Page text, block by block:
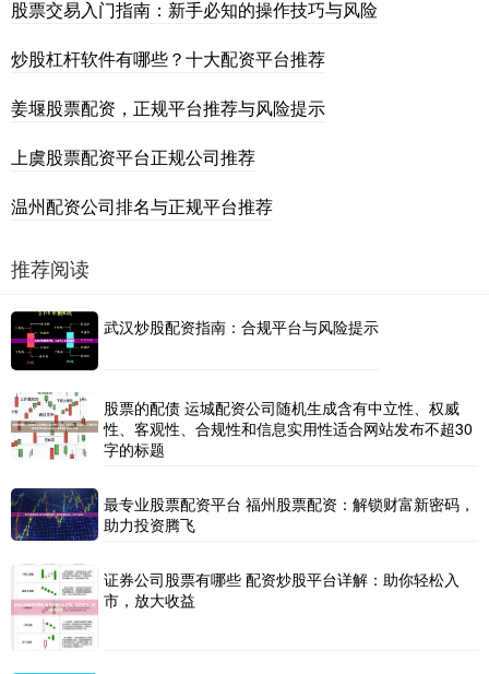
股票交易入门指南：新手必知的操作技巧与风险
炒股杠杆软件有哪些？十大配资平台推荐
姜堰股票配资，正规平台推荐与风险提示
上虞股票配资平台正规公司推荐
温州配资公司排名与正规平台推荐
推荐阅读
武汉炒股配资指南：合规平台与风险提示
股票的配债 运城配资公司随机生成含有中立性、权威
性、客观性、合规性和信息实用性适合网站发布不超30
字的标题
最专业股票配资平台 福州股票配资：解锁财富新密码，
助力投资腾飞
证券公司股票有哪些 配资炒股平台详解：助你轻松入
市，放大收益